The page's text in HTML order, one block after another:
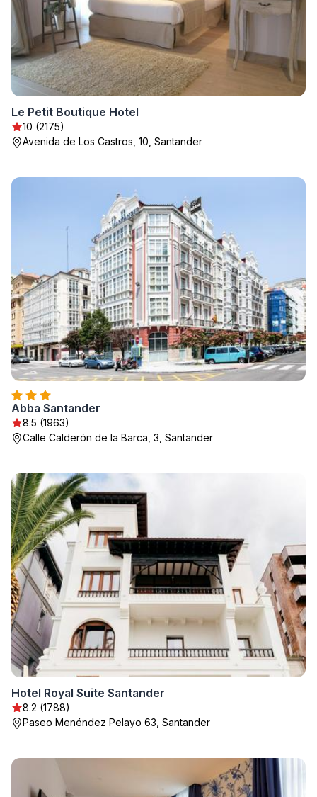
Le Petit Boutique Hotel
10 (2175)
Avenida de Los Castros, 10, Santander
Abba Santander
8.5 (1963)
Calle Calderón de la Barca, 3, Santander
Hotel Royal Suite Santander
8.2 (1788)
Paseo Menéndez Pelayo 63, Santander